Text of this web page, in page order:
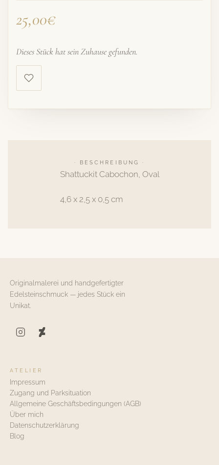
25,00€
Dieses Stück hat sein Zuhause gefunden.
· BESCHREIBUNG ·
Shattuckit Cabochon, Oval
4,6 x 2,5 x 0,5 cm
Originalmalerei und handgefertigter
Edelsteinschmuck — jedes Stück ein
Unikat.
ATELIER
Impressum
Zugang und Parksituation
Allgemeine Geschäftsbedingungen (AGB)
Über mich
Datenschutzerklärung
Blog